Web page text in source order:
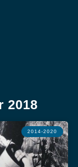
2018
2014-2020